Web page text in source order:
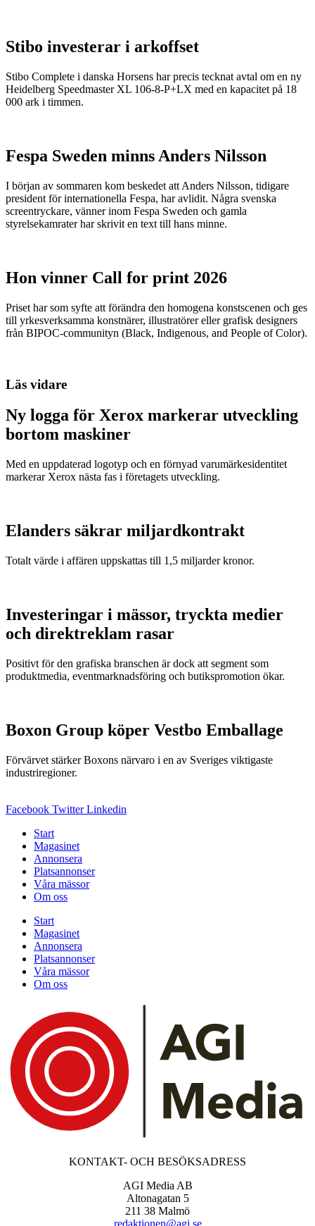
Stibo investerar i arkoffset
Stibo Complete i danska Horsens har precis tecknat avtal om en ny
Heidelberg Speedmaster XL 106-8-P+LX med en kapacitet på 18
000 ark i timmen.
Fespa Sweden minns Anders Nilsson
I början av sommaren kom beskedet att Anders Nilsson, tidigare
president för internationella Fespa, har avlidit. Några svenska
screentryckare, vänner inom Fespa Sweden och gamla
styrelsekamrater har skrivit en text till hans minne.
Hon vinner Call for print 2026
Priset har som syfte att förändra den homogena konstscenen och ges
till yrkesverksamma konstnärer, illustratörer eller grafisk designers
från BIPOC-communityn (Black, Indigenous, and People of Color).
Läs vidare
Ny logga för Xerox markerar utveckling
bortom maskiner
Med en uppdaterad logotyp och en förnyad varumärkesidentitet
markerar Xerox nästa fas i företagets utveckling.
Elanders säkrar miljardkontrakt
Totalt värde i affären uppskattas till 1,5 miljarder kronor.
Investeringar i mässor, tryckta medier
och direktreklam rasar
Positivt för den grafiska branschen är dock att segment som
produktmedia, eventmarknadsföring och butikspromotion ökar.
Boxon Group köper Vestbo Emballage
Förvärvet stärker Boxons närvaro i en av Sveriges viktigaste
industriregioner.
Facebook Twitter Linkedin
Start
Magasinet
Annonsera
Platsannonser
Våra mässor
Om oss
Start
Magasinet
Annonsera
Platsannonser
Våra mässor
Om oss
KONTAKT- OCH BESÖKSADRESS
AGI Media AB
Altonagatan 5
211 38 Malmö
redaktionen@agi.se